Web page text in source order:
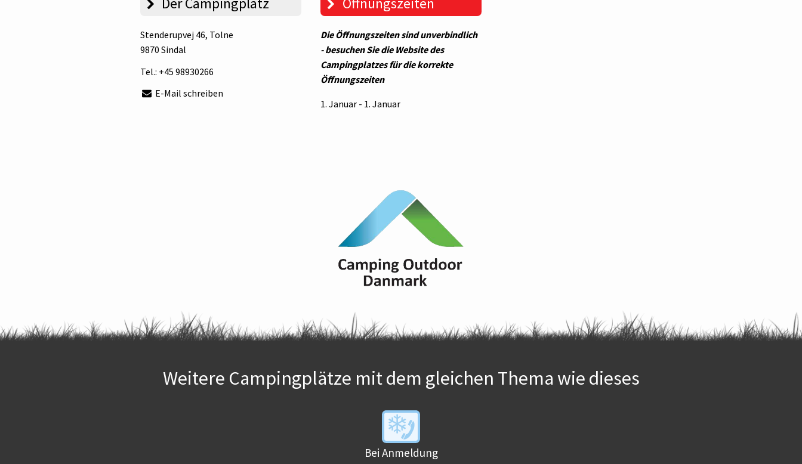
Stenderupvej 46, Tolne
9870 Sindal
Tel.: +45 98930266
E-Mail schreiben
Die Öffnungszeiten sind unverbindlich
- besuchen Sie die Website des
Campingplatzes für die korrekte
Öffnungszeiten
1. Januar - 1. Januar
Weitere Campingplätze mit dem gleichen Thema wie dieses
Bei Anmeldung